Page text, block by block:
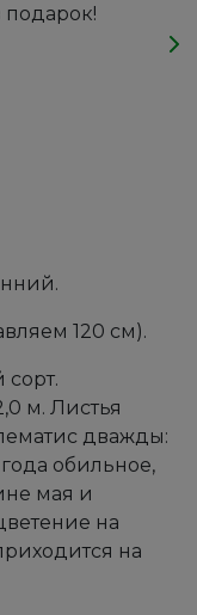
подарок!
120 см).
м. Листья
дважды:
обильное,
мая и
на
на